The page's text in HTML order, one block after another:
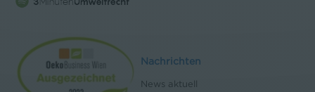
Nachrichten
News aktuell